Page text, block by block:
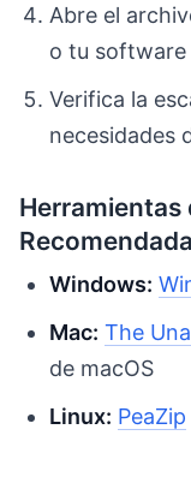
Abre el
o tu software
Verifica la
necesidades
Herramientas
Windows:
Mac: The
de macOS
Linux: PeaZip